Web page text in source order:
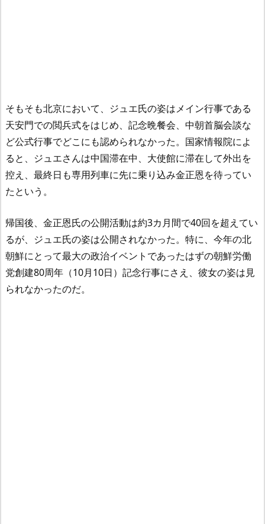
そもそも北京において、ジュエ氏の姿はメイン行事である
天安門での閲兵式をはじめ、記念晩餐会、中朝首脳会談な
ど公式行事でどこにも認められなかった。国家情報院によ
ると、ジュエさんは中国滞在中、大使館に滞在して外出を
控え、最終日も専用列車に先に乗り込み金正恩を待ってい
たという。
帰国後、金正恩氏の公開活動は約3カ月間で40回を超えてい
るが、ジュエ氏の姿は公開されなかった。特に、今年の北
朝鮮にとって最大の政治イベントであったはずの朝鮮労働
党創建80周年（10月10日）記念行事にさえ、彼女の姿は見
られなかったのだ。